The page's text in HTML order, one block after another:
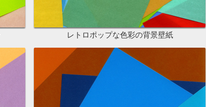
レトロポップな色彩の背景壁紙